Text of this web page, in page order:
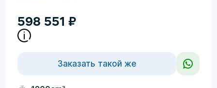
598 551 ₽
Заказать такой же